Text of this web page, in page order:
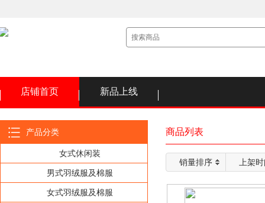
店铺首页 新品上线
产品分类
女式休闲装
男式羽绒服及棉服
女式羽绒服及棉服
商品列表
销量排序 上架